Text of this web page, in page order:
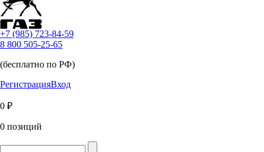
+7 (985) 723-84-59
8 800 505-25-65
(бесплатно по РФ)
РегистрацияВход
0 ₽
0 позиций